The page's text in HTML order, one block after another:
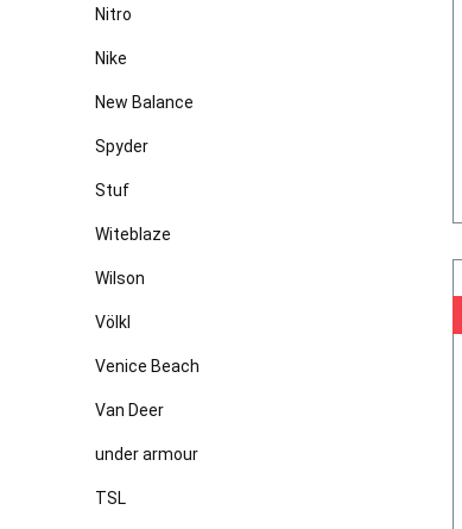
Nitro
Nike
New Balance
Spyder
Stuf
Witeblaze
Wilson
Völkl
Venice Beach
Van Deer
under armour
TSL